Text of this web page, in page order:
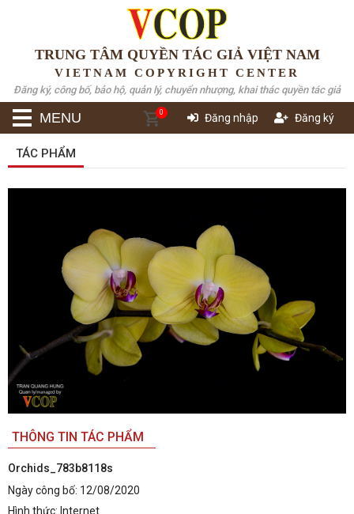
TRUNG TÂM QUYỀN TÁC GIẢ VIỆT NAM
VIETNAM COPYRIGHT CENTER
Đăng ký, công bố, bảo hộ, quản lý, chuyển nhượng, khai thác quyền tác giả
0 Đăng nhập Đăng ký
MENU
TÁC PHẨM
THÔNG TIN TÁC PHẨM
Orchids_783b8118s
Ngày công bố: 12/08/2020
Hình thức: Internet